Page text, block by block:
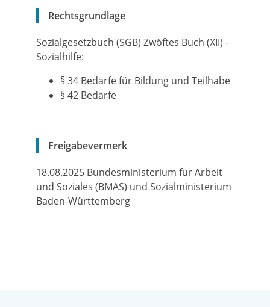
Rechtsgrundlage
Sozialgesetzbuch (SGB) Zwöftes Buch (XII) -
Sozialhilfe:
§ 34 Bedarfe für Bildung und Teilhabe
§ 42 Bedarfe
Freigabevermerk
18.08.2025 Bundesministerium für Arbeit
und Soziales (BMAS) und Sozialministerium
Baden-Württemberg